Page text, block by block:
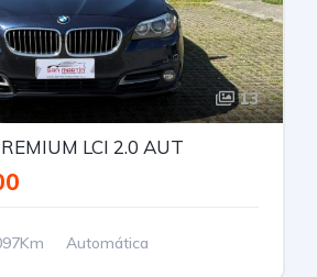
13
LCI 2.0 AUT
Automática